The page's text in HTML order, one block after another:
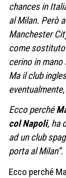
chances in
al Milan. Però
Manchester
come
cerino in mano
Ma il club
Ecco perché
col Napoli, ha
ad un club
porta al Milan”.
Ecco perché